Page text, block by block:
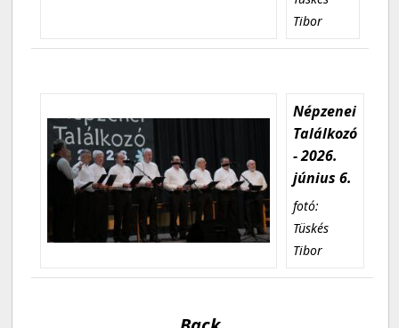
Tibor
Népzenei
Találkozó
- 2026.
június 6.
fotó:
Tüskés
Tibor